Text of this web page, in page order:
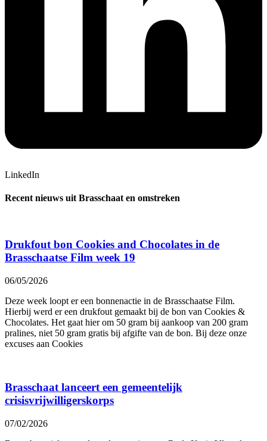
LinkedIn
Recent nieuws uit Brasschaat en omstreken
Drukfout bon Cookies and Chocolates in de
Brasschaatse Film week 19
06/05/2026
Deze week loopt er een bonnenactie in de Brasschaatse Film.
Hierbij werd er een drukfout gemaakt bij de bon van Cookies &
Chocolates. Het gaat hier om 50 gram bij aankoop van 200 gram
pralines, niet 50 gram gratis bij afgifte van de bon. Bij deze onze
excuses aan Cookies
Brasschaat lanceert een gemeentelijk
crisisvrijwilligerskorps
07/02/2026